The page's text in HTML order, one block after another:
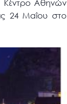
Κέντρο Αθηνών
24 Μαΐου στο